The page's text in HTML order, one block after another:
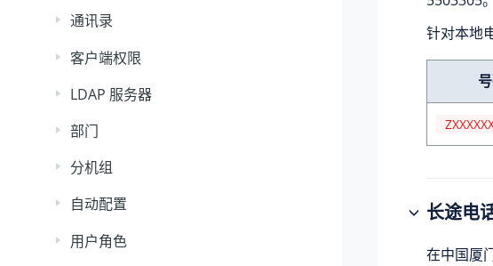
通讯录
客户端权限
LDAP 服务器
部门
分机组
自动配置
用户角色
针对本地
长途电
在中国厦